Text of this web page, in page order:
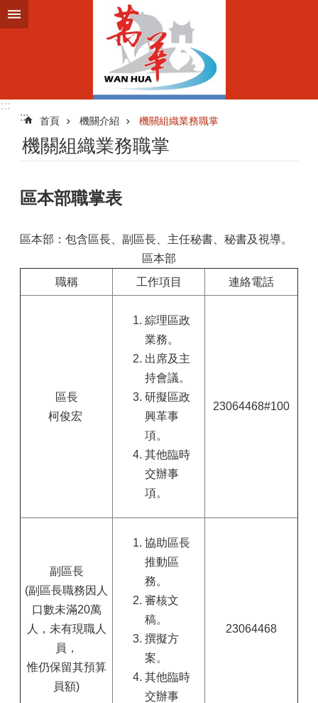
跳到主要內容區塊
:::
:::
首頁 機關介紹 機關組織業務職掌
機關組織業務職掌
區本部職掌表
區本部：包含區長、副區長、主任秘書、秘書及視導。
職稱 工作項目 連絡電話
區本部
區長
柯俊宏
綜理區政
業務。
出席及主
持會議。
研擬區政
興革事
項。
其他臨時
交辦事
項。
23064468#100
副區長
(副區長職務因人
口數未滿20萬
人，未有現職人
員，
惟仍保留其預算
員額)
協助區長
推動區
務。
審核文
稿。
撰擬方
案。
其他臨時
交辦事
23064468